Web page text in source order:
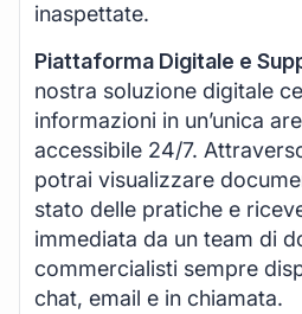
inaspettate.
Piattaforma Digitale e
nostra soluzione digitale
informazioni in un’unica
accessibile 24/7.
potrai visualizzare
stato delle pratiche e
immediata da un team di
commercialisti sempre
chat, email e in chiamata.